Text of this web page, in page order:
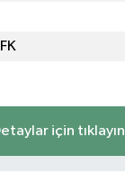
için tıklayın